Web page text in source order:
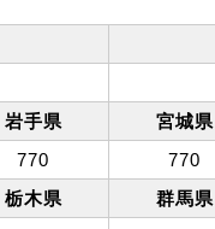
岩手県 宮城県
770 770
栃木県 群馬県